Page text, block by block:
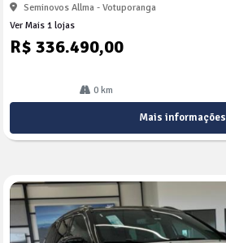
Seminovos Allma - Votuporanga
Ver Mais 1 lojas
R$ 336.490,00
0 km
Mais informações